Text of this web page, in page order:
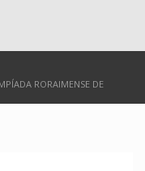
RORAIMENSE DE